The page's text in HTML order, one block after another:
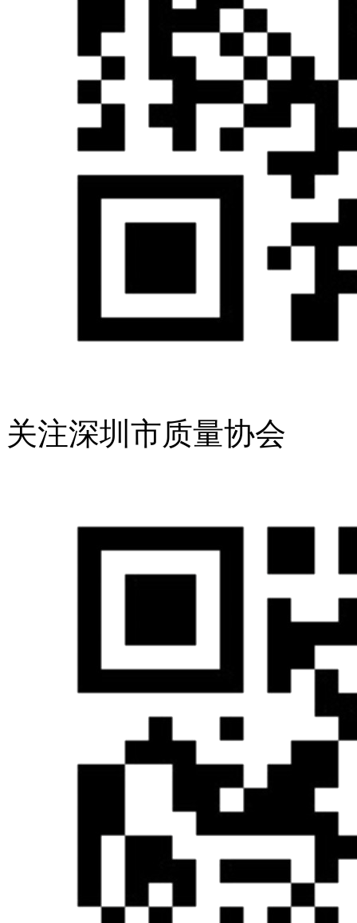
关注深圳市质量协会